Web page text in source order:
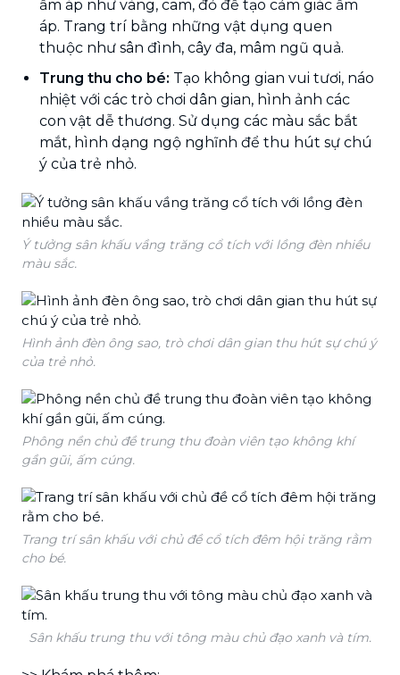
ấm áp như vàng, cam, đỏ để tạo cảm giác ấm
áp. Trang trí bằng những vật dụng quen
thuộc như sân đình, cây đa, mâm ngũ quả.
Trung thu cho bé: Tạo không gian vui tươi, náo
nhiệt với các trò chơi dân gian, hình ảnh các
con vật dễ thương. Sử dụng các màu sắc bắt
mắt, hình dạng ngộ nghĩnh để thu hút sự chú
ý của trẻ nhỏ.
Ý tưởng sân khấu vầng trăng cổ tích với lồng đèn nhiều
màu sắc.
Hình ảnh đèn ông sao, trò chơi dân gian thu hút sự chú ý
của trẻ nhỏ.
Phông nền chủ đề trung thu đoàn viên tạo không khí
gần gũi, ấm cúng.
Trang trí sân khấu với chủ đề cổ tích đêm hội trăng rằm
cho bé.
Sân khấu trung thu với tông màu chủ đạo xanh và tím.